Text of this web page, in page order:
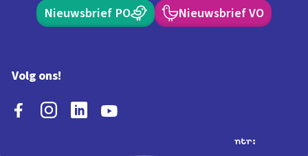
Nieuwsbrief PO Nieuwsbrief VO
Volg ons!